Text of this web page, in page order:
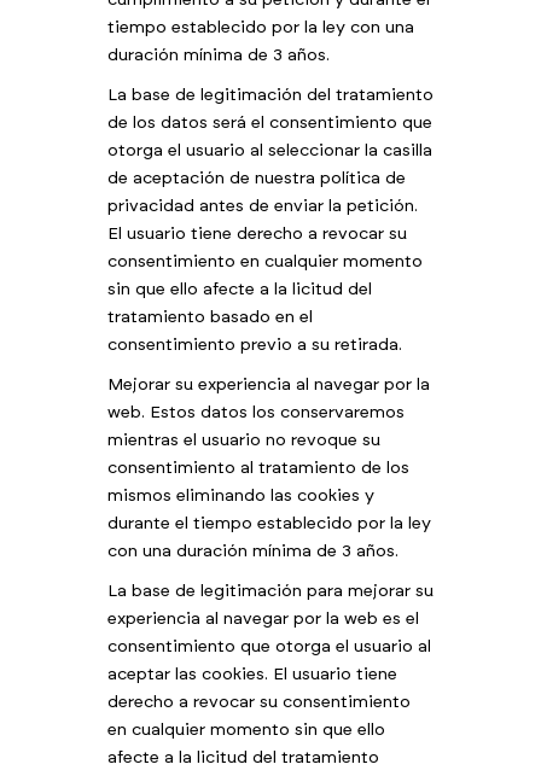
tiempo establecido por la ley con una
duración mínima de 3 años.
La base de legitimación del tratamiento
de los datos será el consentimiento que
otorga el usuario al seleccionar la casilla
de aceptación de nuestra política de
privacidad antes de enviar la petición.
El usuario tiene derecho a revocar su
consentimiento en cualquier momento
sin que ello afecte a la licitud del
tratamiento basado en el
consentimiento previo a su retirada.
Mejorar su experiencia al navegar por la
web. Estos datos los conservaremos
mientras el usuario no revoque su
consentimiento al tratamiento de los
mismos eliminando las cookies y
durante el tiempo establecido por la ley
con una duración mínima de 3 años.
La base de legitimación para mejorar su
experiencia al navegar por la web es el
consentimiento que otorga el usuario al
aceptar las cookies. El usuario tiene
derecho a revocar su consentimiento
en cualquier momento sin que ello
afecte a la licitud del tratamiento